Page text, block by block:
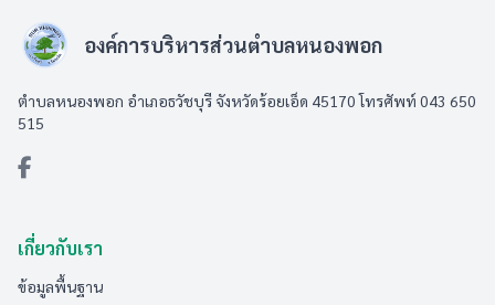
องค์การบริหารส่วนตำบลหนองพอก
ตำบลหนองพอก อำเภอธวัชบุรี จังหวัดร้อยเอ็ด 45170 โทรศัพท์ 043 650
515
เกี่ยวกับเรา
ข้อมูลพื้นฐาน